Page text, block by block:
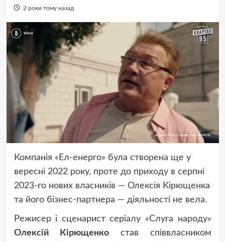
2 роки тому назад
Компанія «Ел-енерго» була створена ще у
вересні 2022 року, проте до приходу в серпні
2023-го нових власників — Олексія Кірющенка
та його бізнес-партнера — діяльності не вела.
Режисер і сценарист серіалу «Слуга народу»
Олексій Кірющенко став співвласником